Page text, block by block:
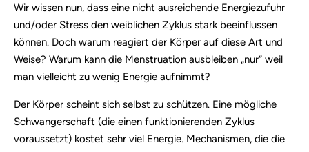
Wir wissen nun, dass eine nicht ausreichende Energiezufuhr
und/oder Stress den weiblichen Zyklus stark beeinflussen
können. Doch warum reagiert der Körper auf diese Art und
Weise? Warum kann die Menstruation ausbleiben „nur“ weil
man vielleicht zu wenig Energie aufnimmt?
Der Körper scheint sich selbst zu schützen. Eine mögliche
Schwangerschaft (die einen funktionierenden Zyklus
voraussetzt) kostet sehr viel Energie. Mechanismen, die die